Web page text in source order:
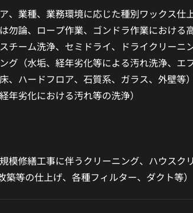
、業種、業務環境に応じた種別ワックス仕
勿論、ロープ作業、ゴンドラ作業における
チーム洗浄、セミドライ、ドライクリーニ
グ（水垢、経年劣化等による汚れ洗浄、エ
、ハードフロア、石質系、ガラス、外壁等
劣化における汚れ等の洗浄）
模修繕工事に伴うクリーニング、ハウスク
等の仕上げ、各種フィルター、ダクト等）